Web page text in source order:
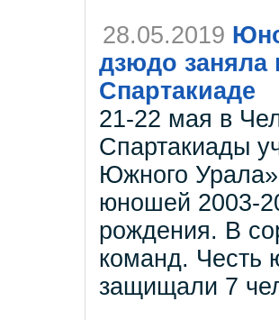
28.05.2019
дзюдо заняла
Спартакиаде
21-22 мая в
Спартакиады
Южного
юношей 2003-
рождения. В
команд. Честь
защищали 7